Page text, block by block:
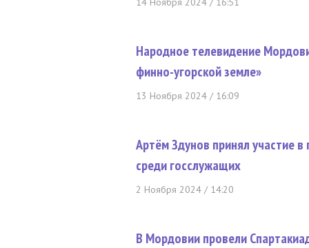
Народное телевидение
финно-угорской земле»
13 Ноября 2024 / 16:09
Артём Здунов принял участие
среди госслужащих
2 Ноября 2024 / 14:20
В Мордовии провели